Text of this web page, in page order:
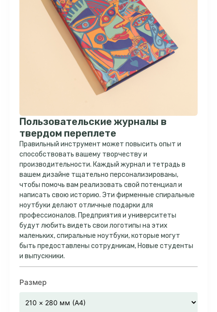
Пользовательские журналы в
твердом переплете
Правильный инструмент может повысить опыт и
способствовать вашему творчеству и
производительности. Каждый журнал и тетрадь в
вашем дизайне тщательно персонализированы,
чтобы помочь вам реализовать свой потенциал и
написать свою историю. Эти фирменные спиральные
ноутбуки делают отличные подарки для
профессионалов. Предприятия и университеты
будут любить видеть свои логотипы на этих
маленьких, спиральные ноутбуки, которые могут
быть предоставлены сотрудникам, Новые студенты
и выпускники.
Размер